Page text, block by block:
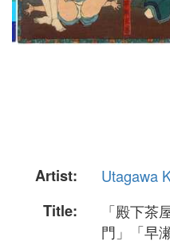
Artist:
Utagawa
Title:
「殿下茶
門」「早